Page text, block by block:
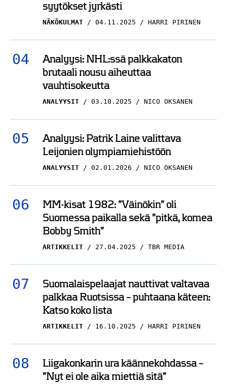
syytökset jyrkästi
NÄKÖKULMAT 04.11.2025 HARRI PIRINEN
Analyysi: NHL:ssä palkkakaton
brutaali nousu aiheuttaa
vauhtisokeutta
ANALYYSIT 03.10.2025 NICO OKSANEN
Analyysi: Patrik Laine valittava
Leijonien olympiamiehistöön
ANALYYSIT 02.01.2026 NICO OKSANEN
MM-kisat 1982: ”Väinökin” oli
Suomessa paikalla sekä ”pitkä, komea
Bobby Smith”
ARTIKKELIT 27.04.2025 TBR MEDIA
Suomalaispelaajat nauttivat valtavaa
palkkaa Ruotsissa – puhtaana käteen:
Katso koko lista
ARTIKKELIT 16.10.2025 HARRI PIRINEN
Liigakonkarin ura käännekohdassa –
”Nyt ei ole aika miettiä sitä”